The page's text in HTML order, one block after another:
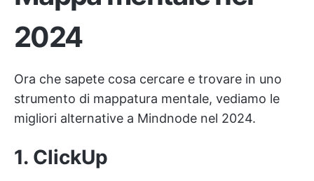
2024
Ora che sapete cosa cercare e trovare in uno
strumento di mappatura mentale, vediamo le
migliori alternative a Mindnode nel 2024.
1. ClickUp